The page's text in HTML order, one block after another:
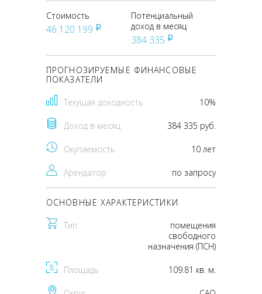
Стоимость
46 120 199 pуб
Потенциальный
доход в месяц
384 335 pуб
ПРОГНОЗИРУЕМЫЕ ФИНАНСОВЫЕ
ПОКАЗАТЕЛИ
Текущая доходность 10%
Доход в месяц 384 335 руб.
Окупаемость 10 лет
Арендатор по запросу
ОСНОВНЫЕ ХАРАКТЕРИСТИКИ
Тип
помещения
свободного
назначения (ПСН)
Площадь 109.81 кв. м.